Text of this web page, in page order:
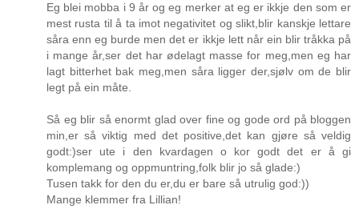
Eg blei mobba i 9 år og eg merker at eg er ikkje den som er
mest rusta til å ta imot negativitet og slikt,blir kanskje lettare
såra enn eg burde men det er ikkje lett når ein blir tråkka på
i mange år,ser det har ødelagt masse for meg,men eg har
lagt bitterhet bak meg,men såra ligger der,sjølv om de blir
legt på ein måte.
Så eg blir så enormt glad over fine og gode ord på bloggen
min,er så viktig med det positive,det kan gjøre så veldig
godt:)ser ute i den kvardagen o kor godt det er å gi
komplemang og oppmuntring,folk blir jo så glade:)
Tusen takk for den du er,du er bare så utrulig god:))
Mange klemmer fra Lillian!